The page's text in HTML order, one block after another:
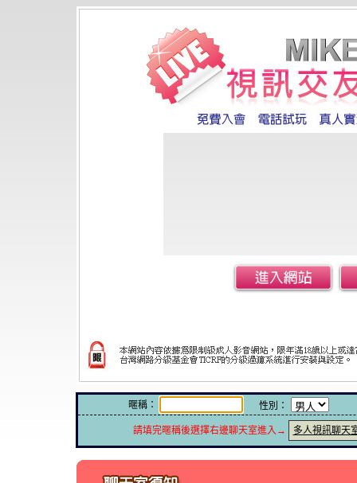
暱稱： 性別：
請填完暱稱後選擇右邊聊天室進入→ 多人視訊聊天